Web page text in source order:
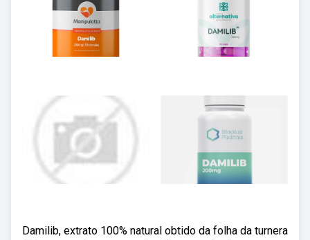
Damilib, extrato 100% natural obtido da folha da turnera